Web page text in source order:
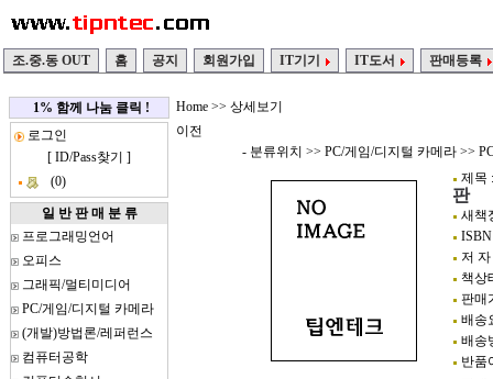
조.중.동 OUT 홈 공지 회원가입 IT기기 IT도서 판매등록
1% 함께 나눔 클릭 !
로그인
[ ID/Pass찾기 ]
(0)
일 반 판 매 분 류
프로그래밍언어
오피스
그래픽/멀티미디어
PC/게임/디지털 카메라
(개발)방법론/레퍼런스
컴퓨터공학
Home >> 상세보기
이전
- 분류위치 >> PC/게임/디지털 카메라 >>
제목
판
새책
ISBN
저
책상
판매
배송
배송
반품